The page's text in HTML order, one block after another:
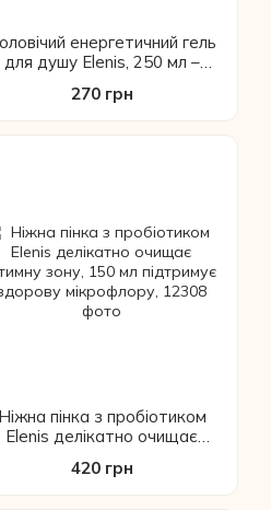
енергетичний гель
для душу Elenis, 250 мл –
зволоження
270 грн
Ніжна пінка з пробіотиком
Elenis делікатно очищає
підтримує здорову
мікрофлору,
420 грн